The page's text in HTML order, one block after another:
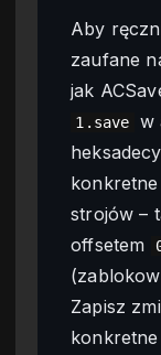
Aby
zaufane
jak
1.save
w
strojów –
offsetem
Zapisz